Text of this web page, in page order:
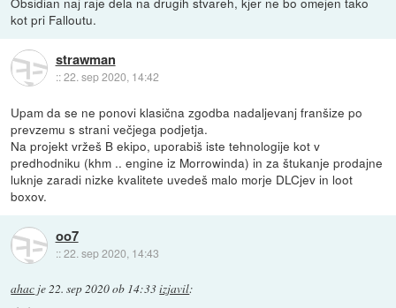
kot pri Falloutu.
strawman
::22. sep 2020, 14:42
Upam da se ne ponovi klasična zgodba nadaljevanj franšize po
prevzemu s strani večjega podjetja.
Na projekt vržeš B ekipo, uporabiš iste tehnologije kot v
predhodniku (khm .. engine iz Morrowinda) in za štukanje prodajne
luknje zaradi nizke kvalitete uvedeš malo morje DLCjev in loot
boxov.
oo7
::22. sep 2020, 14:43
ahac je22. sep 2020 ob 14:33izjavil: